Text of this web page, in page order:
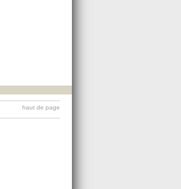
haut de page